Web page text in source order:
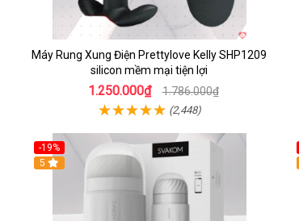
Máy Rung Xung Điện Prettylove Kelly SHP1209
silicon mềm mại tiện lợi
1.250.000₫ 1.786.000₫
(2,448)
-19%
5